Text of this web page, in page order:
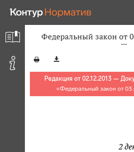
Федеральный закон от
Редакция от 02.12.2013 —
«Федеральный закон от
2